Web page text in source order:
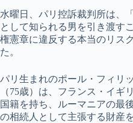
水曜日、パリ控訴裁判所は、
として知られる男を引き渡す
権憲章に違反する本当のリス
た。
パリ生まれのポール・フィリ
（75歳）は、フランス・イギ
国籍を持ち、ルーマニアの最
の相続人として主張する財産